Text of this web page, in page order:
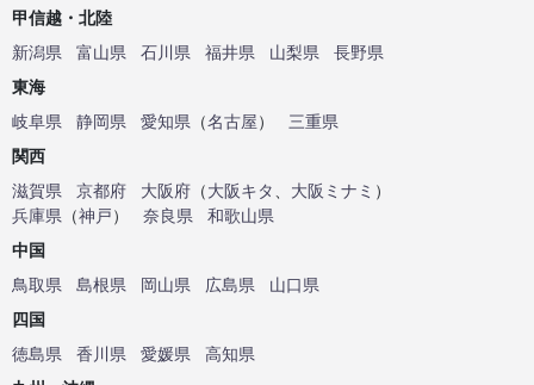
甲信越・北陸
新潟県
富山県 石川県 福井県 山梨県
長野県
東海
岐阜県
静岡県 愛知県 （名古屋）
三重県
関西
滋賀県
京都府 大阪府 （大阪キタ 大阪ミナミ ）
兵庫県 （神戸） 奈良県
和歌山県
中国
鳥取県
島根県 岡山県 広島県
山口県
四国
徳島県
香川県 愛媛県
高知県